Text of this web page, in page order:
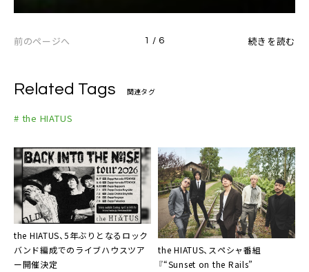
前のページへ 1 / 6 続きを読む
Related Tags 関連タグ
# the HIATUS
the HIATUS、5年ぶりとなるロック
バンド編成でのライブハウスツア
ー開催決定
the HIATUS、スペシャ番組
『“Sunset on the Rails”